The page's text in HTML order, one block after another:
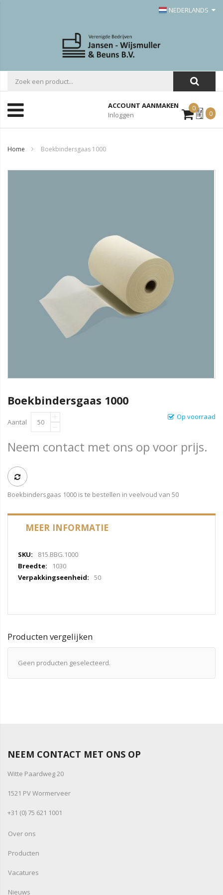
NEDERLANDS
ACCOUNT AANMAKEN
Inloggen
0Mijn
Offerte
0
Home Boekbindersgaas 1000
Boekbindersgaas 1000
Op voorraad
Aantal
Neem contact met ons op voor prijs.
Boekbindersgaas 1000 is te bestellen in veelvoud van 50
MEER INFORMATIE
Meer
informatie
815.BBG.1000
1030
50
Producten vergelijken
Geen producten geselecteerd.
NEEM CONTACT MET ONS OP
Witte Paardweg 20
1521 PV Wormerveer
+31 (0) 75 621 1001
Over ons
Producten
Vacatures
Nieuws